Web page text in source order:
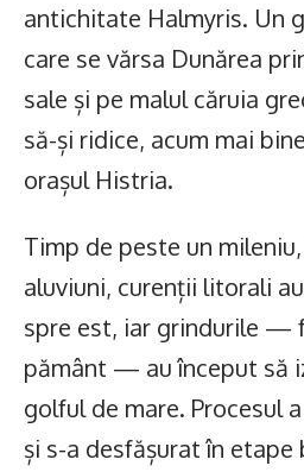
antichitate Halmyris. Un
care se vărsa Dunărea
sale și pe malul căruia
să-și ridice, acum mai
orașul Histria.
Timp de peste un
aluviuni, curenții litorali
spre est, iar grindurile —
pământ — au început să
golful de mare. Procesul
și s-a desfășurat în